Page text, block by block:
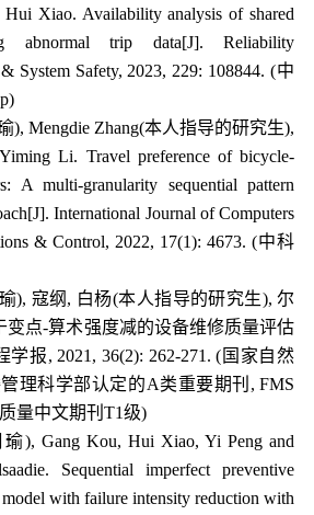
Hui Xiao. Availability analysis of shared
abnormal trip data[J]. Reliability
System Safety, 2023, 229: 108844. (中
), Mengdie Zhang(本人指导的研究生),
Li. Travel preference of bicycle-
A multi-granularity sequential pattern
International Journal of Computers
& Control, 2022, 17(1): 4673. (中科
), 寇纲 , 白杨(本人指导的研究生),尔
变点-算术强度减的设备维修质量评估
学报, 2021, 36(2): 262-271. ( 国家自然
理科学部认定的A类重要期刊 , FMS
量中文期刊 T1级)
瑜), Gang Kou, Hui Xiao, Yi Peng and
Sequential imperfect preventive
model with failure intensity reduction with